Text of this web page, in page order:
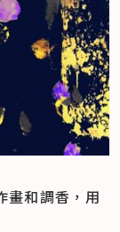
畫和調香，用